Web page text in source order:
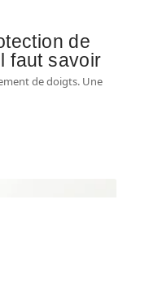
de
faut savoir
de doigts. Une